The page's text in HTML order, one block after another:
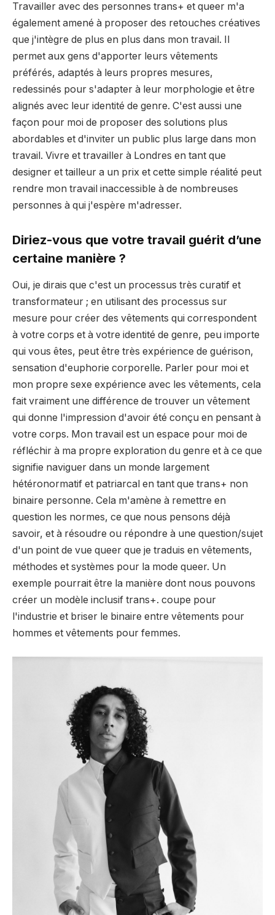
Travailler avec des personnes trans+ et queer m'a
également amené à proposer des retouches créatives
que j'intègre de plus en plus dans mon travail. Il
permet aux gens d'apporter leurs vêtements
préférés, adaptés à leurs propres mesures,
redessinés pour s'adapter à leur morphologie et être
alignés avec leur identité de genre. C'est aussi une
façon pour moi de proposer des solutions plus
abordables et d'inviter un public plus large dans mon
travail. Vivre et travailler à Londres en tant que
designer et tailleur a un prix et cette simple réalité peut
rendre mon travail inaccessible à de nombreuses
personnes à qui j'espère m'adresser.
Diriez-vous que votre travail guérit d’une
certaine manière ?
Oui, je dirais que c'est un processus très curatif et
transformateur ; en utilisant des processus sur
mesure pour créer des vêtements qui correspondent
à votre corps et à votre identité de genre, peu importe
qui vous êtes, peut être très expérience de guérison,
sensation d'euphorie corporelle. Parler pour moi et
mon propre sexe expérience avec les vêtements, cela
fait vraiment une différence de trouver un vêtement
qui donne l'impression d'avoir été conçu en pensant à
votre corps. Mon travail est un espace pour moi de
réfléchir à ma propre exploration du genre et à ce que
signifie naviguer dans un monde largement
hétéronormatif et patriarcal en tant que trans+ non
binaire personne. Cela m'amène à remettre en
question les normes, ce que nous pensons déjà
savoir, et à résoudre ou répondre à une question/sujet
d'un point de vue queer que je traduis en vêtements,
méthodes et systèmes pour la mode queer. Un
exemple pourrait être la manière dont nous pouvons
créer un modèle inclusif trans+. coupe pour
l'industrie et briser le binaire entre vêtements pour
hommes et vêtements pour femmes.